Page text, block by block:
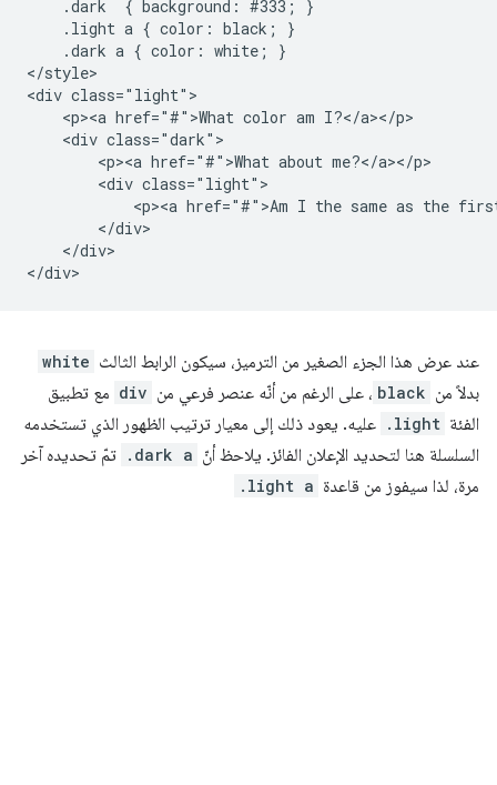
    .dark  { background: #333; }
    .light a { color: black; }
    .dark a { color: white; }
</style>
<div class="light">
    <p><a href="#">What color am I?</a></p>
    <div class="dark">
        <p><a href="#">What about me?</a></p>
        <div class="light">
<p><a href="#">Am I the same as the
        </div>
    </div>
عند عرض هذا الجزء الصغير من الترميز، سيكون الرابط الثالث white
بدلاً من black ، على الرغم من أنّه عنصر فرعي من div مع تطبيق
الفئة .light عليه. يعود ذلك إلى معيار ترتيب الظهور الذي تستخدمه
السلسلة هنا لتحديد الإعلان الفائز. يلاحظ أنّ .dark a تمّ تحديده آخر
مرة، لذا سيفوز من قاعدة .light a